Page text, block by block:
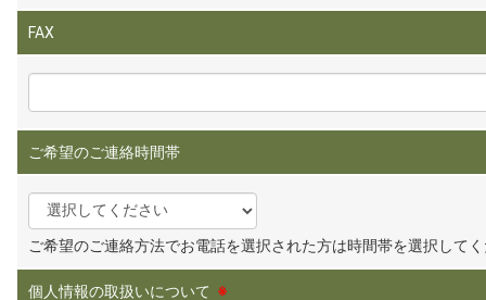
FAX
ご希望のご連絡時間帯
ご希望のご連絡方法でお電話を選択された方は時間帯を選択して
個人情報の取扱いについて ※